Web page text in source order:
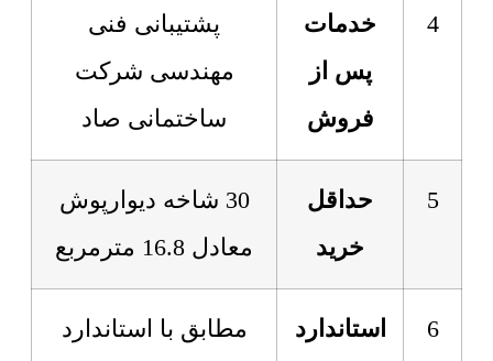
4
خدمات
پس از
فروش
پشتیبانی فنی
مهندسی شرکت
ساختمانی صاد
5
حداقل
خرید
30 شاخه دیوارپوش
معادل 16.8 مترمربع
6 استاندارد
مطابق با استاندارد